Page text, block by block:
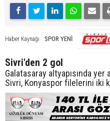
Haber Kaynağı SPOR YENİ
Sivri'den 2 gol
Galatasaray altyapısında yer
Sivri, Konyaspor filelerini iki